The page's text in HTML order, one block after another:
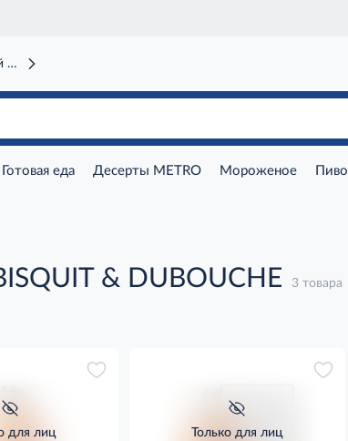
Готовая еда Десерты METRO Мороженое Пиво
& DUBOUCHE 3 товара
для лиц
Только для лиц